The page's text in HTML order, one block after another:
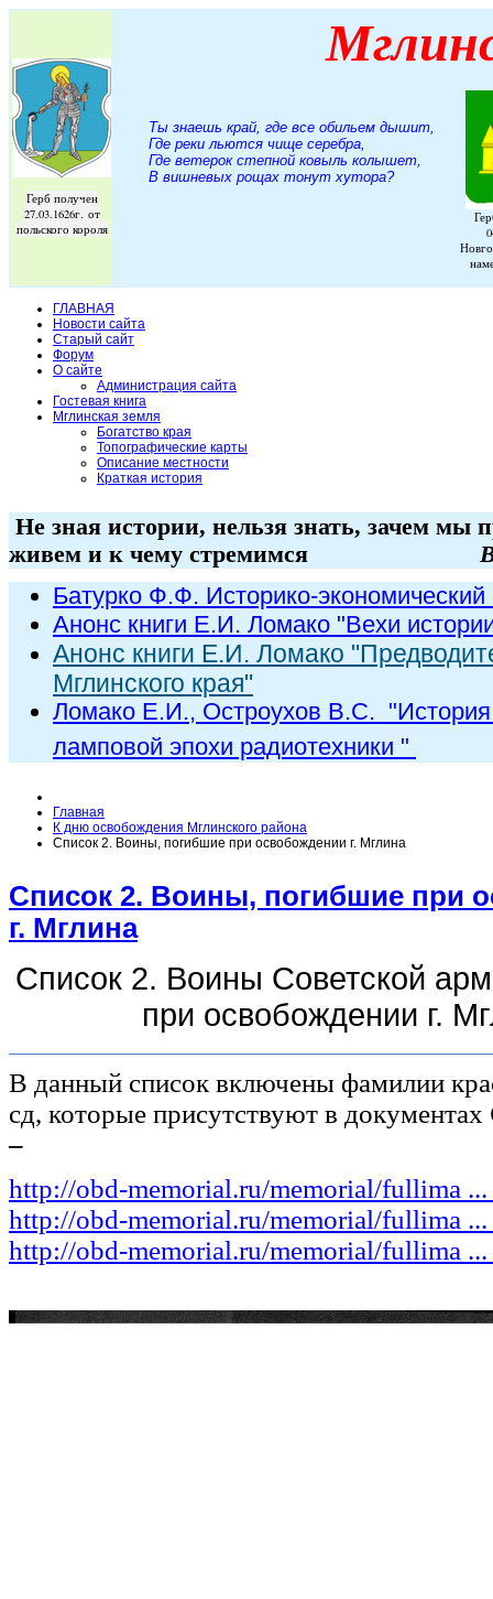
Герб получен
27.03.1626г. от
польского короля
Ты знаешь край, где все обильем дышит,
Где реки льются чище серебра,
Где ветерок степной ковыль колышет,
В вишневых рощах тонут хутора?
ГЛАВНАЯ
Новости сайта
Старый сайт
Форум
О сайте
Администрация сайта
Гостевая книга
Мглинская земля
Богатство края
Топографические карты
Описание местности
Краткая история
Не зная истории, нельзя знать, зачем мы
живем и к чему стремимся
Батурко Ф.Ф. Историко-экономический
Анонс книги Е.И. Ломако "Вехи
Анонс книги Е.И. Ломако
Мглинского края"
Ломако Е.И., Остроухов В.С. "
ламповой эпохи радиотехники "
Главная
К дню освобождения Мглинского района
Список 2. Воины, погибшие при освобождении г. Мглина
Список 2. Воины, погибшие при
г. Мглина
Список 2. Воины Советской
при освобождении г.
В данный список включены фамилии
сд, которые присутствуют в документах
–
http://obd-memorial.ru/memorial/fullima ...
http://obd-memorial.ru/memorial/fullima
http://obd-memorial.ru/memorial/fullima